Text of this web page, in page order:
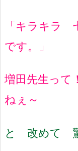
「キラキラ
です。」
増田先生っ
ねぇ～
と 改めて 驚